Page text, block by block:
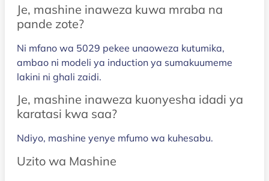
Je, mashine inaweza kuwa mraba na
pande zote?
Ni mfano wa 5029 pekee unaoweza kutumika,
ambao ni modeli ya induction ya sumakuumeme
lakini ni ghali zaidi.
Je, mashine inaweza kuonyesha idadi ya
karatasi kwa saa?
Ndiyo, mashine yenye mfumo wa kuhesabu.
Uzito wa Mashine